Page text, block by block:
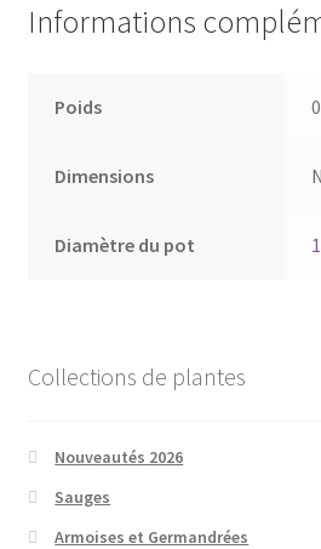
Informations
Poids
Dimensions
Diamètre du pot
Collections de plantes
Nouveautés 2026
Sauges
Armoises et Germandrées